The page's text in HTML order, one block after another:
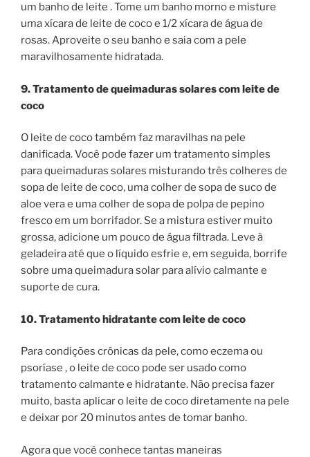
um banho de leite . Tome um banho morno e misture
uma xícara de leite de coco e 1/2 xícara de água de
rosas. Aproveite o seu banho e saia com a pele
maravilhosamente hidratada.
9. Tratamento de queimaduras solares com leite de
coco
O leite de coco também faz maravilhas na pele
danificada. Você pode fazer um tratamento simples
para queimaduras solares misturando três colheres de
sopa de leite de coco, uma colher de sopa de suco de
aloe vera e uma colher de sopa de polpa de pepino
fresco em um borrifador. Se a mistura estiver muito
grossa, adicione um pouco de água filtrada. Leve à
geladeira até que o líquido esfrie e, em seguida, borrife
sobre uma queimadura solar para alívio calmante e
suporte de cura.
10. Tratamento hidratante com leite de coco
Para condições crônicas da pele, como eczema ou
psoríase , o leite de coco pode ser usado como
tratamento calmante e hidratante. Não precisa fazer
muito, basta aplicar o leite de coco diretamente na pele
e deixar por 20 minutos antes de tomar banho.
Agora que você conhece tantas maneiras